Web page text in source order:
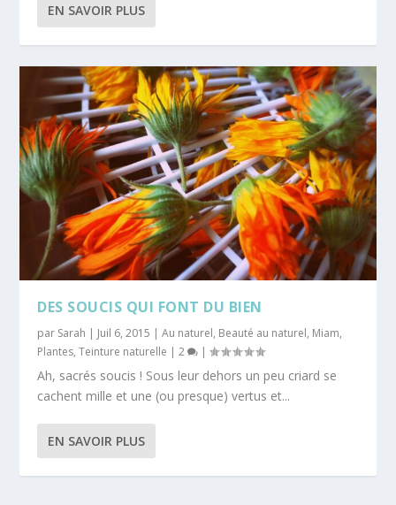
EN SAVOIR PLUS
DES SOUCIS QUI FONT DU BIEN
par Sarah | Juil 6, 2015 |Au naturel, Beauté au naturel, Miam,
Plantes,Teinture naturelle |2 |
Ah, sacrés soucis ! Sous leur dehors un peu criard se
cachent mille et une (ou presque) vertus et...
EN SAVOIR PLUS